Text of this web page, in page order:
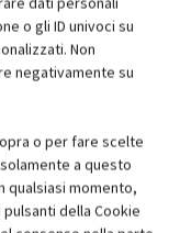
o gli ID univoci su
Non
negativamente su
o per fare scelte
a questo
qualsiasi momento,
della Cookie
vulnerabilitàè
finora esposto: una
potenziali lacune
la compliance
è fra i più
può pensare di
di cui si compone il